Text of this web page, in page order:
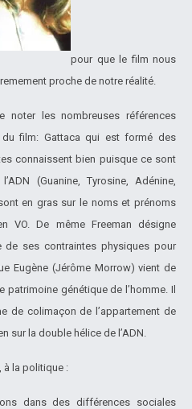
pour que le film nous
proche de notre réalité.
noter les nombreuses références
film: Gattaca qui est formé des
connaissent bien puisque ce sont
(Guanine, Tyrosine, Adénine,
en gras sur le noms et prénoms
VO. De même Freeman désigne
de ses contraintes physiques pour
Eugène (Jérôme Morrow) vient de
génétique de l’homme. Il
de colimaçon de l’appartement de
sur la double hélice de l’ADN.
à la politique :
dans des différences sociales